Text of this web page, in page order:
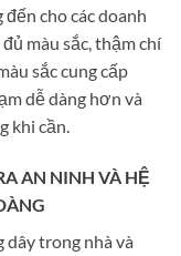
cho các doanh
màu sắc, thậm chí
sắc cung cấp
dễ dàng hơn và
khi cần.
AN NINH VÀ HỆ
dây trong nhà và